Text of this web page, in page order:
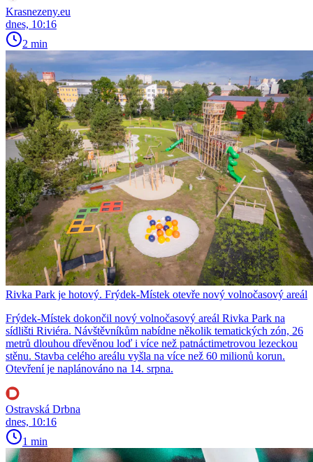
Krasnezeny.eu
dnes, 10:16
2 min
Rivka Park je hotový. Frýdek-Místek otevře nový volnočasový areál
Frýdek-Místek dokončil nový volnočasový areál Rivka Park na
sídlišti Riviéra. Návštěvníkům nabídne několik tematických zón, 26
metrů dlouhou dřevěnou loď i více než patnáctimetrovou lezeckou
stěnu. Stavba celého areálu vyšla na více než 60 milionů korun.
Otevření je naplánováno na 14. srpna.
Ostravská Drbna
dnes, 10:16
1 min